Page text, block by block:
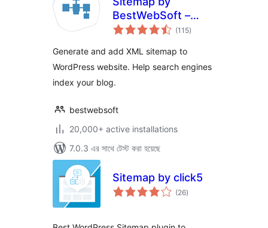
BestWebSoft –
WordPress XML
Generator Plugin
(115total
ratings
)
Generate and add XML sitemap to
WordPress website. Help search engines
index your blog.
bestwebsoft
20,000+ active installations
7.0.3 এর সাথে টেস্ট করা হয়েছে
Sitemap by click5
(26total
ratings
)